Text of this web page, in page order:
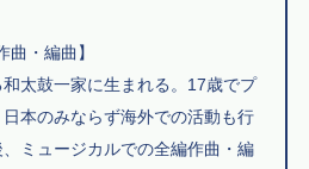
曲・編曲】
太鼓一家に生まれる。17歳でプ
本のみならず海外での活動も行
ミュージカルでの全編作曲・編